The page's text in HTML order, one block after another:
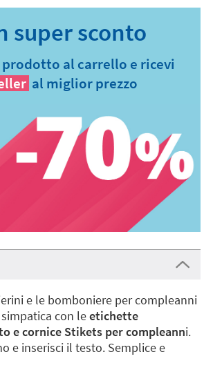
al carrello e ricevi
al miglior prezzo
e le bomboniere per compleanni
con leetichette
e cornice Stikets per compleanni.
e inserisci il testo. Semplice e